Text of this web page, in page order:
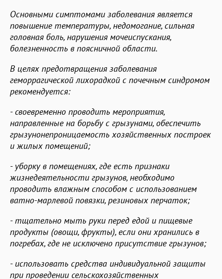
Основными симптомами заболевания является
повышение температуры, недомогание, сильная
головная боль, нарушения мочеиспускания,
болезненность в поясничной области.
В целях предотвращения заболевания
геморрагической лихорадкой с почечным синдромом
рекомендуется:
- своевременно проводить мероприятия,
направленные на борьбу с грызунами, обеспечить
грызунонепроницаемость хозяйственных построек
и жилых помещений;
- уборку в помещениях, где есть признаки
жизнедеятельности грызунов, необходимо
проводить влажным способом с использованием
ватно-марлевой повязки, резиновых перчаток;
- тщательно мыть руки перед едой и пищевые
продукты (овощи, фрукты), если они хранились в
погребах, где не исключено присутствие грызунов;
- использовать средства индивидуальной защиты
при проведении сельскохозяйственных